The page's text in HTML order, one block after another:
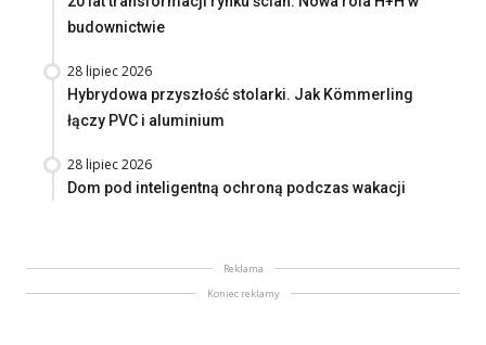
budownictwie
28 lipiec 2026
Hybrydowa przyszłość stolarki. Jak Kömmerling
łączy PVC i aluminium
28 lipiec 2026
Dom pod inteligentną ochroną podczas wakacji
Reklama
Koniec reklamy